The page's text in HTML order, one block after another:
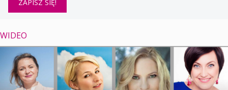
WIDEO